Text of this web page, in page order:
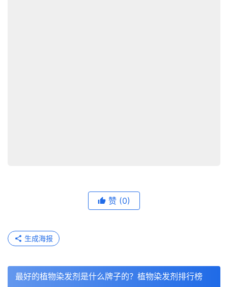
赞 (0)
生成海报
最好的植物染发剂是什么牌子的？植物染发剂排行榜